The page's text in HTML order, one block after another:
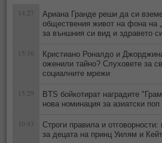
14:27
Ариана Гранде реши да си
обществения живот на фона на
за външния си вид и здравето
15:16
Кристиано Роналдо и
оженили тайно? Слуховете за
социалните мрежи
15:29
BTS бойкотират наградите
нова номинация за азиатски поп
10:43
Строги правила и
за децата на принц Уилям и